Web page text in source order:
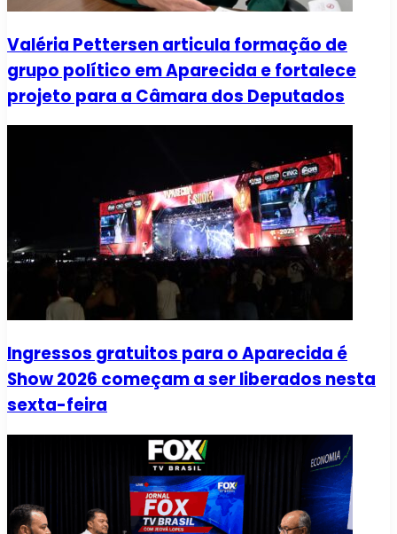
Valéria Pettersen articula formação de
grupo político em Aparecida e fortalece
projeto para a Câmara dos Deputados
Ingressos gratuitos para o Aparecida é
Show 2026 começam a ser liberados nesta
sexta-feira